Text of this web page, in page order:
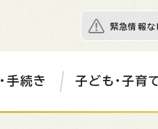
緊急情報な
手続き 子ども・子育